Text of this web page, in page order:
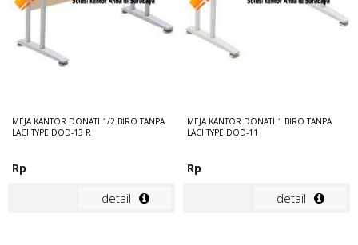
MEJA KANTOR DONATI 1/2 BIRO TANPA
LACI TYPE DOD-13 R
Rp
detail
MEJA KANTOR DONATI 1 BIRO TANPA
LACI TYPE DOD-11
Rp
detail